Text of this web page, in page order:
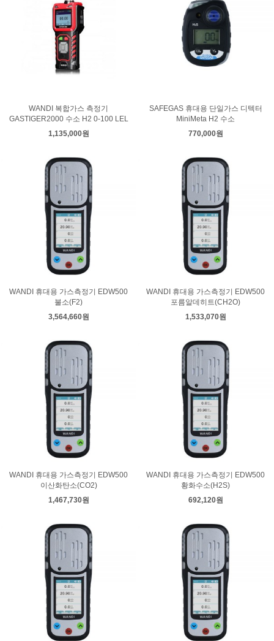
WANDI 복합가스 측정기
GASTIGER2000 수소 H2 0-100 LEL
1,135,000원
SAFEGAS 휴대용 단일가스 디텍터
MiniMeta H2 수소
770,000원
WANDI 휴대용 가스측정기 EDW500
불소(F2)
3,564,660원
WANDI 휴대용 가스측정기 EDW500
포름알데히트(CH2O)
1,533,070원
WANDI 휴대용 가스측정기 EDW500
이산화탄소(CO2)
1,467,730원
WANDI 휴대용 가스측정기 EDW500
황화수소(H2S)
692,120원